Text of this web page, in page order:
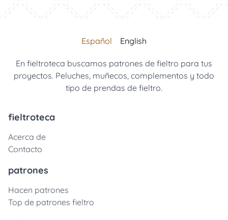
Español English
En fieltroteca buscamos patrones de fieltro para tus
proyectos. Peluches, muñecos, complementos y todo
tipo de prendas de fieltro.
fieltroteca
Acerca de
Contacto
patrones
Hacen patrones
Top de patrones fieltro